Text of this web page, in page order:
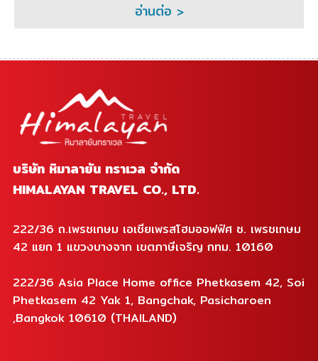
อ่านต่อ >
บริษัท หิมาลายัน ทราเวล จำกัด
HIMALAYAN TRAVEL CO., LTD.
222/36 ถ.เพรชเกษม เอเชียเพรสโฮมออฟฟิศ ซ. เพรชเกษม
42 แยก 1 แขวงบางจาก เขตภาษีเจริญ กทม. 10160
222/36 Asia Place Home office Phetkasem 42, Soi
Phetkasem 42 Yak 1, Bangchak, Pasicharoen
,Bangkok 10610 (THAILAND)